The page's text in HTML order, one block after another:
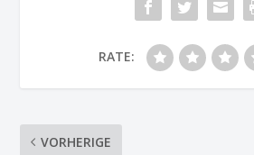
RATE:
VORHERIGE